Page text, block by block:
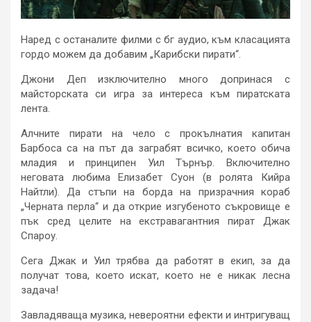
Наред с останалите филми с бг аудио, към класацията
гордо можем да добавим „Карибски пирати“.
Джони Деп изключително много допринася с
майсторската си игра за интереса към пиратската
лента.
Алчните пирати на чело с прокълнатия капитан
Барбоса са на път да заграбят всичко, което обича
младия и принципен Уил Търнър. Включително
неговата любима Елизабет Суон (в ролята Кийра
Найтли). Да стъпи на борда на призрачния кораб
„Черната перла“ и да открие изгубеното съкровище е
пък сред целите на екстравагантния пират Джак
Спароу.
Сега Джак и Уил трябва да работят в екип, за да
получат това, което искат, което не е никак лесна
задача!
Завладяваща музика, невероятни ефекти и интригуващ